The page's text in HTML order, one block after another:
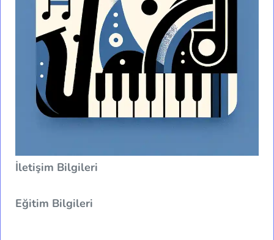
İletişim Bilgileri
Eğitim Bilgileri